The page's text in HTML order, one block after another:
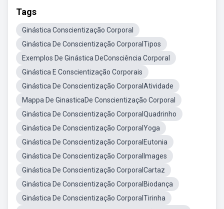
Tags
Ginástica Conscientização Corporal
Ginástica De Conscientização CorporalTipos
Exemplos De Ginástica DeConsciência Corporal
Ginástica E Conscientização Corporais
Ginástica De Conscientização CorporalAtividade
Mappa De GinasticaDe Conscientização Corporal
Ginástica De Conscientização CorporalQuadrinho
Ginástica De Conscientização CorporalYoga
Ginástica De Conscientização CorporalEutonia
Ginástica De Conscientização CorporalImages
Ginástica De Conscientização CorporalCartaz
Ginástica De Conscientização CorporalBiodança
Ginástica De Conscientização CorporalTirinha